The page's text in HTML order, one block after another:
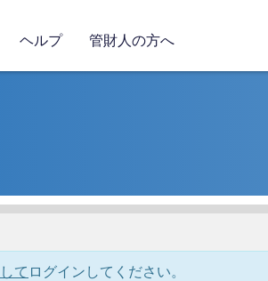
ヘルプ 管財人の方へ
て ログインしてください。